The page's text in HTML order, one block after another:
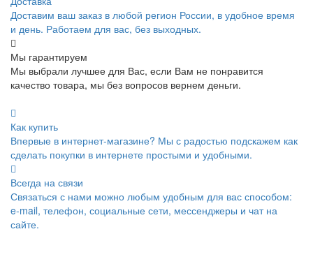
Доставим ваш заказ в любой регион России, в удобное время
и день. Работаем для вас, без выходных.
Мы гарантируем
Мы выбрали лучшее для Вас, если Вам не понравится
качество товара, мы без вопросов вернем деньги.
Как купить
Впервые в интернет-магазине? Мы с радостью подскажем как
сделать покупки в интернете простыми и удобными.
Всегда на связи
Связаться с нами можно любым удобным для вас способом:
e-mail, телефон, социальные сети, мессенджеры и чат на
сайте.